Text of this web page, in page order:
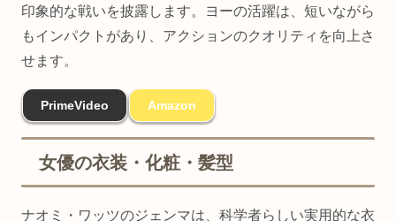
印象的な戦いを披露します。ヨーの活躍は、短いながら
もインパクトがあり、アクションのクオリティを向上さ
せます。
PrimeVideo Amazon
女優の衣装・化粧・髪型
ナオミ・ワッツのジェンマは、科学者らしい実用的な衣